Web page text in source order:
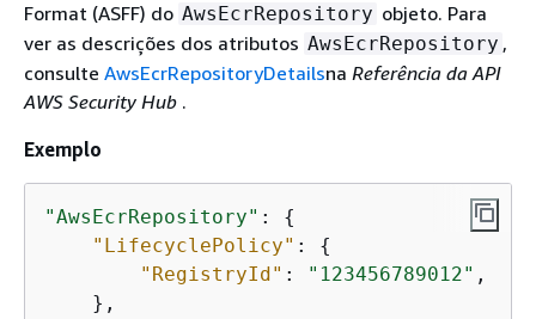
Format (ASFF) do AwsEcrRepository objeto. Para
ver as descrições dos atributos AwsEcrRepository ,
consulte AwsEcrRepositoryDetailsna Referência da API
AWS Security Hub .
Exemplo
"AwsEcrRepository" : {
"LifecyclePolicy" : {
"RegistryId" : "123456789012" ,
    },